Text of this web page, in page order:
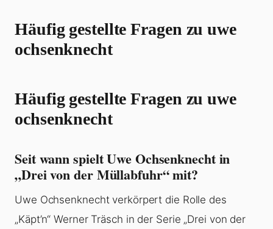
Häufig gestellte Fragen zu uwe
ochsenknecht
Häufig gestellte Fragen zu uwe
ochsenknecht
Seit wann spielt Uwe Ochsenknecht in
„Drei von der Müllabfuhr“ mit?
Uwe Ochsenknecht verkörpert die Rolle des
„Käpt’n“ Werner Träsch in der Serie „Drei von der